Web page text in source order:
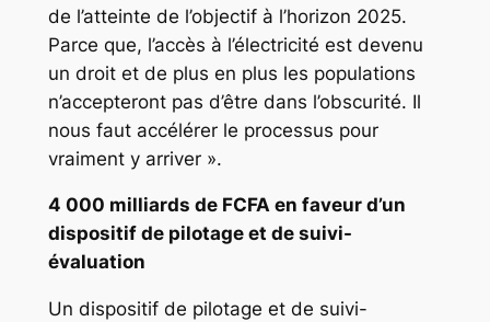
de l’atteinte de l’objectif à l’horizon 2025.
Parce que, l’accès à l’électricité est devenu
un droit et de plus en plus les populations
n’accepteront pas d’être dans l’obscurité. Il
nous faut accélérer le processus pour
vraiment y arriver ».
4 000 milliards de FCFA en faveur d’un
dispositif de pilotage et de suivi-
évaluation
Un dispositif de pilotage et de suivi-